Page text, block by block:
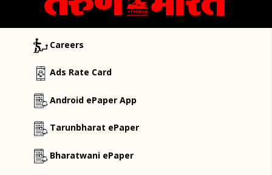
Careers
Ads Rate Card
Android ePaper App
Tarunbharat ePaper
Bharatwani ePaper